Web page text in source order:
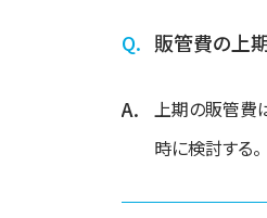
販管費の上
上期の販管費
時に検討する。